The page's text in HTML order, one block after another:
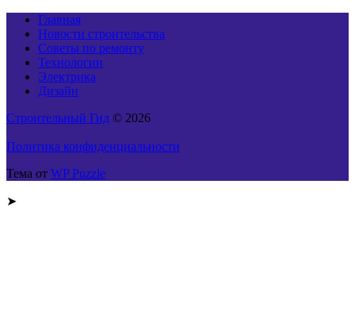
Главная
Новости строительства
Советы по ремонту
Технологии
Электрика
Дизайн
Строительный Гид © 2026
Политика конфиденциальности
Тема от WP Puzzle
➤